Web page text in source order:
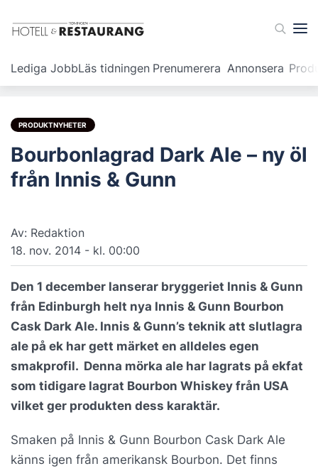
Lediga JobbLäs tidningen Prenumerera Annonsera
PRODUKTNYHETER
Bourbonlagrad Dark Ale – ny öl
från Innis & Gunn
Av: Redaktion
18. nov. 2014 - kl. 00:00
Den 1 december lanserar bryggeriet Innis & Gunn
från Edinburgh helt nya Innis & Gunn Bourbon
Cask Dark Ale. Innis & Gunn’s teknik att slutlagra
ale på ek har gett märket en alldeles egen
smakprofil. Denna mörka ale har lagrats på ekfat
som tidigare lagrat Bourbon Whiskey från USA
vilket ger produkten dess karaktär.
Smaken på Innis & Gunn Bourbon Cask Dark Ale
känns igen från amerikansk Bourbon. Det finns